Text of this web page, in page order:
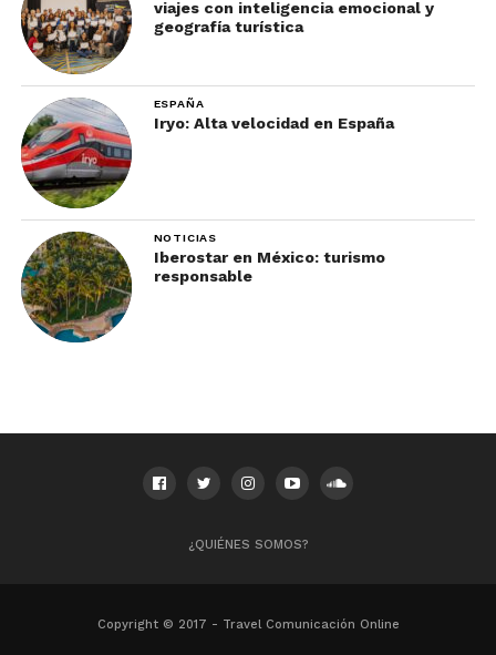
viajes con inteligencia emocional y
geografía turística
ESPAÑA
Iryo: Alta velocidad en España
NOTICIAS
Iberostar en México: turismo
responsable
¿QUIÉNES SOMOS?
Copyright © 2017 - Travel Comunicación Online